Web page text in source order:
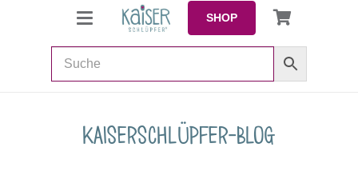
SHOP
Kaiserschlüpfer-Blog